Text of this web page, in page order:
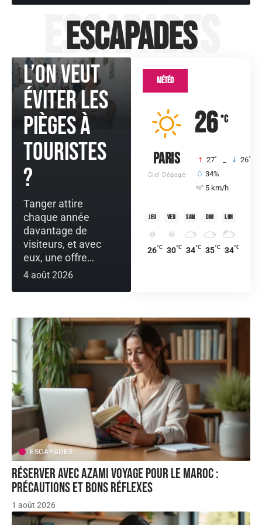
Escapades
Escapades
Tanger en
2026 si
l’on veut
éviter les
pièges à
touristes
?
Tanger attire
chaque année
davantage de
visiteurs, et avec
eux, une offre…
4 août 2026
Météo
26 °C
Paris
Ciel Dégagé
27° 26°
34%
5 km/h
jeu
26°C
ven
30°C
sam
34°C
dim
35°C
lun
34°C
ESCAPADES
Réserver avec AZAMI VOYAGE pour le Maroc :
précautions et bons réflexes
1 août 2026